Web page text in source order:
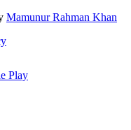
Mamunur Rahman Khan